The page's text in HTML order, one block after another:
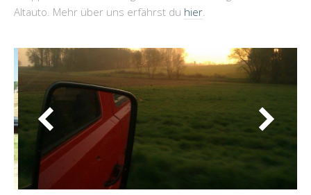
Altauto. Mehr über uns erfährst du hier